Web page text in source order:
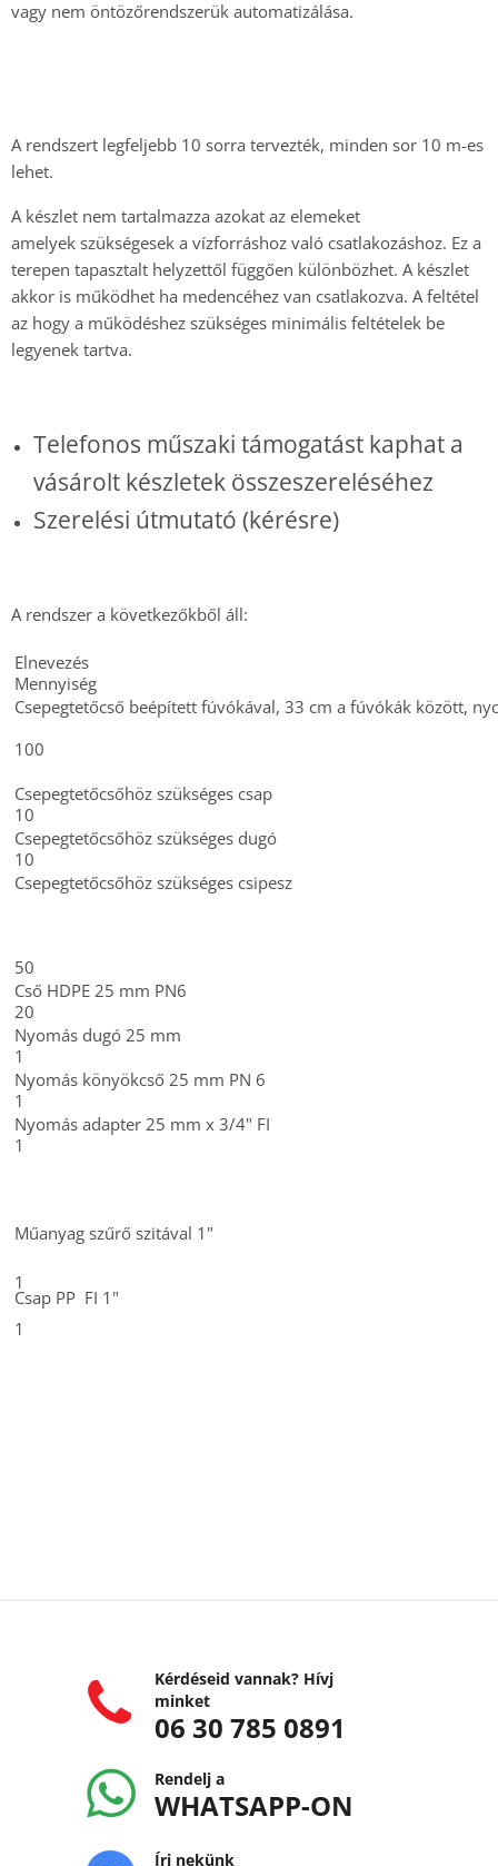
vagy nem öntözőrendszerük automatizálása.
A rendszert legfeljebb 10 sorra tervezték, minden sor 10 m-es
lehet.
A készlet nem tartalmazza azokat az elemeket
amelyek szükségesek a vízforráshoz való csatlakozáshoz. Ez a
terepen tapasztalt helyzettől függően különbözhet. A készlet
akkor is működhet ha medencéhez van csatlakozva. A feltétel
az hogy a működéshez szükséges minimális feltételek be
legyenek tartva.
Telefonos műszaki támogatást kaphat a
vásárolt készletek összeszereléséhez
Szerelési útmutató (kérésre)
A rendszer a következőkből áll:
Elnevezés
Mennyiség
Csepegtetőcső beépített fúvókával, 33 cm a fúvókák között,
100
Csepegtetőcsőhöz szükséges csap
10
Csepegtetőcsőhöz szükséges dugó
10
Csepegtetőcsőhöz szükséges csipesz
50
Cső HDPE 25 mm PN6
20
Nyomás dugó 25 mm
1
Nyomás könyökcső 25 mm PN 6
1
Nyomás adapter 25 mm x 3/4" FI
1
Műanyag szűrő szitával 1"
1
Csap PP FI 1"
1
Kérdéseid vannak? Hívj
minket
06 30 785 0891
Rendelj a
WHATSAPP-ON
Írj nekünk